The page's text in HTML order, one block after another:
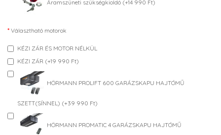
Áramszüneti szükségkioldó (+14 990 Ft)
Választható motorok
KÉZI ZÁR ÉS MOTOR NÉLKÜL
KÉZI ZÁR (+19 990 Ft)
HÖRMANN PROLIFT 600 GARÁZSKAPU HAJTÓMŰ
SZETT(SÍNNEL) (+39 990 Ft)
HÖRMANN PROMATIC 4 GARÁZSKAPU HAJTÓMŰ